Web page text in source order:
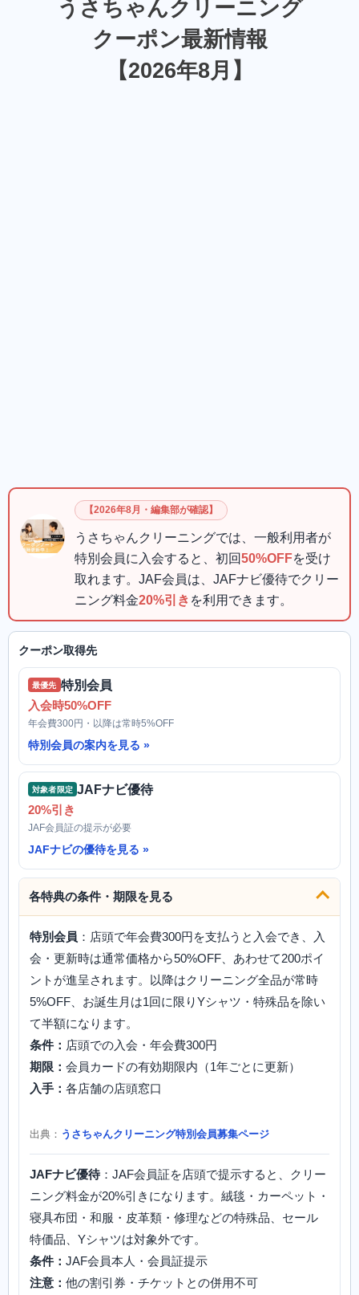
うさちゃんクリーニング
クーポン最新情報
【2026年8月】
【2026年8月・編集部が確認】
うさちゃんクリーニングでは、一般利用者が
特別会員に入会すると、初回50%OFFを受け
取れます。JAF会員は、JAFナビ優待でクリー
ニング料金20%引き を利用できます。
クーポン取得先
最優先 特別会員
入会時50%OFF
年会費300円・以降は常時5%OFF
特別会員の案内を見る
対象者限定 JAFナビ優待
20%引き
JAF会員証の提示が必要
JAFナビの優待を見る
各特典の条件・期限を見る
特別会員 ：店頭で年会費300円を支払うと入会でき、入
会・更新時は通常価格から50%OFF、あわせて200ポイ
ントが進呈されます。以降はクリーニング全品が常時
5%OFF、お誕生月は1回に限りYシャツ・特殊品を除い
て半額になります。
条件： 店頭での入会・年会費300円
期限： 会員カードの有効期限内（1年ごとに更新）
入手： 各店舗の店頭窓口
出典： うさちゃんクリーニング特別会員募集ページ
JAFナビ優待 ：JAF会員証を店頭で提示すると、クリー
ニング料金が20%引きになります。絨毯・カーペット・
寝具布団・和服・皮革類・修理などの特殊品、セール
特価品、Yシャツは対象外です。
条件： JAF会員本人・会員証提示
注意： 他の割引券・チケットとの併用不可